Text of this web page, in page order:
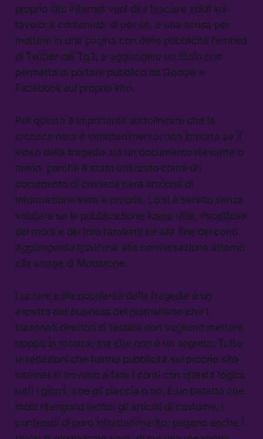
proprio sito internet vuol dire lasciare soldi sul
tavolo: il contenuto, di per sé, è una scusa per
mettere in una pagina con delle pubblicità l’embed
di Twitter del Tg3, e aggiungere un titolo che
permetta di portare pubblico da Google e
Facebook sul proprio sito.
Per questo è importante sottolineare che la
cronaca nera è intrattenimento: non importa se il
video della tragedia sia un documento rilevante o
meno, perché è stato utilizzato come un
documento di cronaca nera anziché di
informazione vera e propria. Lo si è servito senza
valutare se la pubblicazione fosse utile, rispettosa
dei morti e dei loro familiari; se alla fine dei conti
aggiungesse qualcosa alla conversazione attorno
alla strage di Mottarone.
Lucrare sulla popolarità delle tragedie è un
aspetto del business del giornalismo che i
blasonati direttori di testata non vogliono mettere
troppo in mostra, ma che non è un segreto. Tutte
le redazioni che hanno pubblicità sul proprio sito
internet si trovano a fare i conti con questa logica
tutti i giorni, che gli piaccia o no. È un baratto che
molti ritengono lecito: gli articoli di costume, i
contenuti di puro intrattenimento, pagano anche i